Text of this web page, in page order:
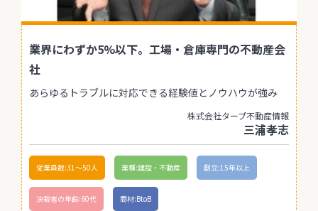
業界にわずか5%以下。工場・倉庫専門の不動産会
社
あらゆるトラブルに対応できる経験値とノウハウが強み
株式会社タープ不動産情報
三浦孝志
従業員数:31〜50人 業種:建設・不動産 創立:15年以上
決裁者の年齢:60代 商材:BtoB